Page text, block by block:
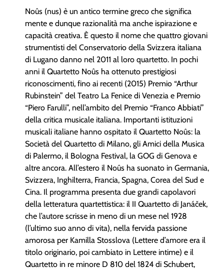
Noûs (nus) è un antico termine greco che significa
mente e dunque razionalità ma anche ispirazione e
capacità creativa. È questo il nome che quattro giovani
strumentisti del Conservatorio della Svizzera italiana
di Lugano danno nel 2011 al loro quartetto. In pochi
anni il Quartetto Noûs ha ottenuto prestigiosi
riconoscimenti, fino ai recenti (2015) Premio “Arthur
Rubinstein” del Teatro La Fenice di Venezia e Premio
“Piero Farulli”, nell’ambito del Premio “Franco Abbiati”
della critica musicale italiana. Importanti istituzioni
musicali italiane hanno ospitato il Quartetto Noûs: la
Società del Quartetto di Milano, gli Amici della Musica
di Palermo, il Bologna Festival, la GOG di Genova e
altre ancora. All’estero il Noûs ha suonato in Germania,
Svizzera, Inghilterra, Francia, Spagna, Corea del Sud e
Cina. Il programma presenta due grandi capolavori
della letteratura quartettistica: il II Quartetto di Janáček,
che l’autore scrisse in meno di un mese nel 1928
(l’ultimo suo anno di vita), nella fervida passione
amorosa per Kamilla Stosslova (Lettere d’amore era il
titolo originario, poi cambiato in Lettere intime) e il
Quartetto in re minore D 810 del 1824 di Schubert,